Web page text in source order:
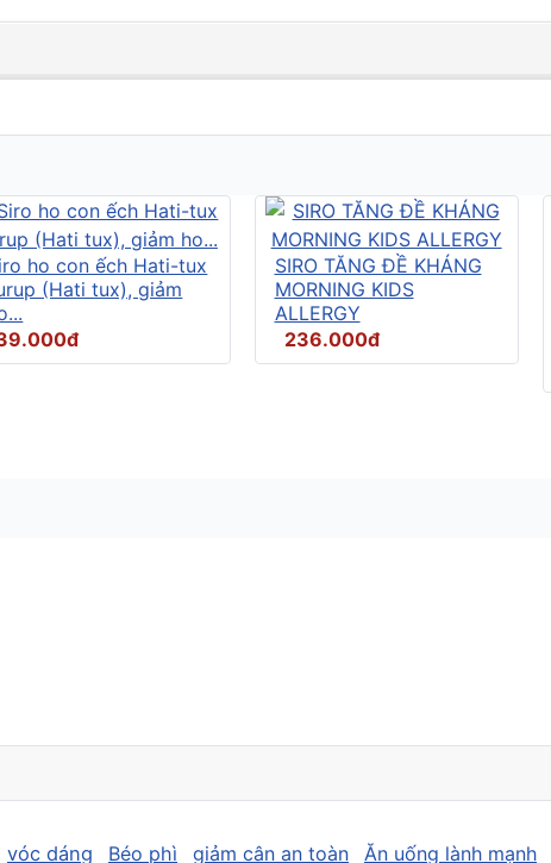
ho con ếch Hati-tux
(Hati tux), giảm
SIRO TĂNG ĐỀ KHÁNG
MORNING KIDS
ALLERGY
236.000đ
vóc dáng Béo phì giảm cân an toàn Ăn uống lành mạnh